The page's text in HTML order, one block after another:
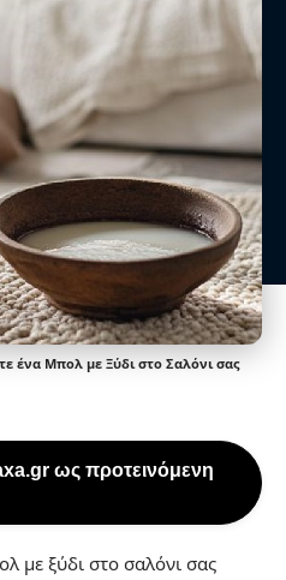
ένα Μπολ με Ξύδι στο Σαλόνι σας
ως προτεινόμενη
με ξύδι στο σαλόνι σας